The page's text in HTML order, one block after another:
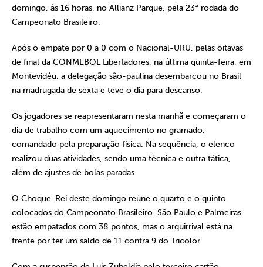
domingo, às 16 horas, no Allianz Parque, pela 23ª rodada do
Campeonato Brasileiro.
Após o empate por 0 a 0 com o Nacional-URU, pelas oitavas
de final da CONMEBOL Libertadores, na última quinta-feira, em
Montevidéu, a delegação são-paulina desembarcou no Brasil
na madrugada de sexta e teve o dia para descanso.
Os jogadores se reapresentaram nesta manhã e começaram o
dia de trabalho com um aquecimento no gramado,
comandado pela preparação física. Na sequência, o elenco
realizou duas atividades, sendo uma técnica e outra tática,
além de ajustes de bolas paradas.
O Choque-Rei deste domingo reúne o quarto e o quinto
colocados do Campeonato Brasileiro. São Paulo e Palmeiras
estão empatados com 38 pontos, mas o arquirrival está na
frente por ter um saldo de 11 contra 9 do Tricolor.